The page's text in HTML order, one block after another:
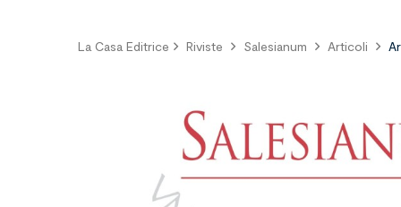
La Casa Editrice Riviste Salesianum Articoli